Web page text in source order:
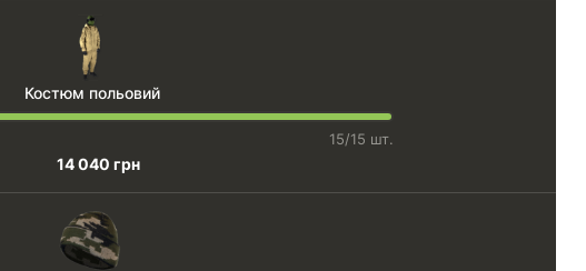
Костюм польовий
15/15 шт.
14 040 грн